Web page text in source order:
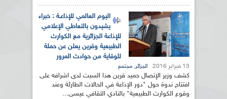
اليوم العالمي للإذاعـة : خبراء
يشيدون بالتعاطي الإعلامي
للإذاعة الجزائرية مع الكوارث
الطبيعية وقرين يعلن عن حملة
للوقاية من حوادث المرور
13 فبراير 2016 الجزائر, مجتمع
كشف وزير الإتصال حميد قرين هذا السبت لدى اشرافه على
افتتاح ندوة حول "دور الإذاعة في الحالات الطارئة وعند
وقوع الكوارث الطبيعية" بالنادي الثقافي عيسى...